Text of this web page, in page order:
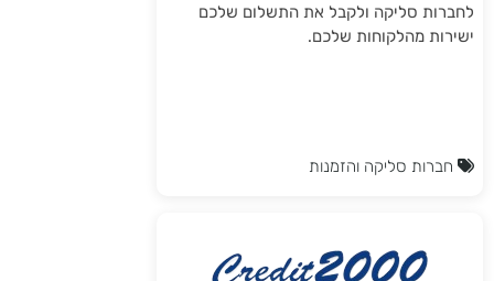
לחברות סליקה ולקבל את התשלום שלכם
ישירות מהלקוחות שלכם.
חברות סליקה והזמנות